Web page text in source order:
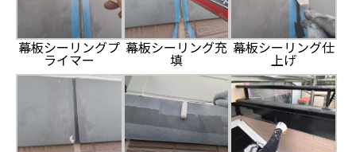
幕板シーリングプ
ライマー
幕板シーリング充
填
幕板シーリング仕
上げ